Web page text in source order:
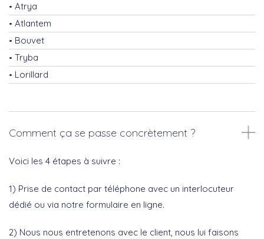
Atrya
Atlantem
Bouvet
Tryba
Lorillard
Comment ça se passe concrètement ?
Voici les 4 étapes à suivre :
1) Prise de contact par téléphone avec un interlocuteur
dédié ou via notre formulaire en ligne.
2) Nous nous entretenons avec le client, nous lui faisons